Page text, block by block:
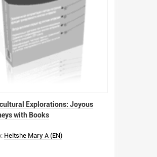
Explorations: Joyous
with Books
Heltshe Mary A (EN)